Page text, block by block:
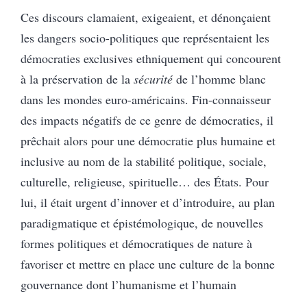
Ces discours clamaient, exigeaient, et dénonçaient
les dangers socio-politiques que représentaient les
démocraties exclusives ethniquement qui concourent
à la préservation de la sécurité de l’homme blanc
dans les mondes euro-américains. Fin-connaisseur
des impacts négatifs de ce genre de démocraties, il
prêchait alors pour une démocratie plus humaine et
inclusive au nom de la stabilité politique, sociale,
culturelle, religieuse, spirituelle… des États. Pour
lui, il était urgent d’innover et d’introduire, au plan
paradigmatique et épistémologique, de nouvelles
formes politiques et démocratiques de nature à
favoriser et mettre en place une culture de la bonne
gouvernance dont l’humanisme et l’humain